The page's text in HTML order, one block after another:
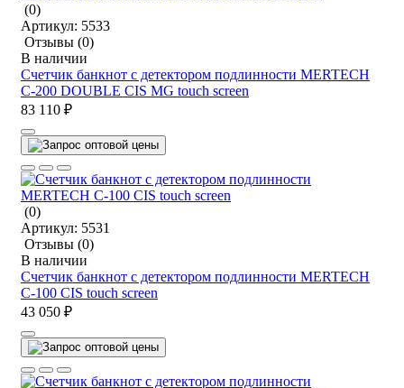
(0)
Артикул: 5533
Отзывы (0)
В наличии
Счетчик банкнот с детектором подлинности MERTECH
C-200 DOUBLE CIS MG touch screen
83 110 ₽
(0)
Артикул: 5531
Отзывы (0)
В наличии
Счетчик банкнот с детектором подлинности MERTECH
C-100 CIS touch screen
43 050 ₽